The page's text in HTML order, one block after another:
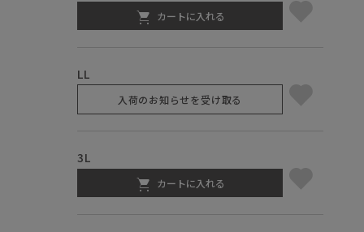
カートに入れる
LL
入荷のお知らせを受け取る
3L
カートに入れる